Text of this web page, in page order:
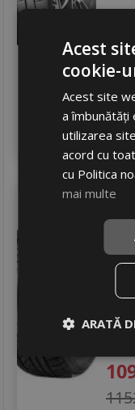
Acest
cookie-
Acest site
a îmbunătăți
utilizarea
acord cu
cu Politica
mai multe
ARATĂ